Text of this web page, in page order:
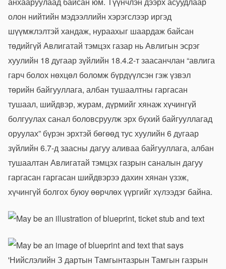
олон нийтийн мэдээллийн хэрэгслээр иргэд
шүүмжлэлтэй хандаж, нураахыг шаардаж байсан
төдийгүй Авлигатай тэмцэх газар нь Авлигын эсрэг
хуулийн 18 дугаар зүйлийн 18.4.2-т заасанчлан “авлига
гарч болох нөхцөл боломж бүрдүүлсэн гэж үзвэл
төрийн байгууллага, албан тушаалтны гаргасан
тушаал, шийдвэр, журам, дүрмийг хянаж хүчингүй
болгуулах санал боловсруулж эрх бүхий байгууллагад
оруулах” бүрэн эрхтэй бөгөөд тус хуулийн 6 дугаар
зүйлийн 6.7-д заасны дагуу аливаа байгууллага, албан
тушаалтан Авлигатай тэмцэх газрын саналын дагуу
гаргасан гаргасан шийдвэрээ дахин хянан үзэж,
хүчингүй болгох буюу өөрчлөх үүргийг хүлээдэг байна.